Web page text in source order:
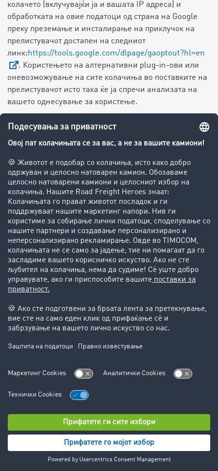
колачето (вклучувајќи ја и вашата IP адреса) и
обработката на овие податоци од страна на Google
преку преземање и инсталирање на приклучок на
прелистувачот достапен на следниот
линк:https://tools.google.com/dlpage/gaoptout?hl=en
. Користењето на алтернативни plug-in-ови или
оневозможување на сите колачиња во поставките на
прелистувачот исто така ќе ја спречи анализата на
вашето однесување за користење.
Алтернативно, може да се спротивставите на
употребата на вашите податоци од Google со
следниов линк. Opt-Out-колаче е поставено, со што
се спречува идното собирање на вашите податоци
при посета на нашите веб-страници: деактивирање
на Google Analytics
.
Внимание:Ако ги избришете колачињата, ова исто
така значи дека колачето за откажување исто така е
избришано и можеби ќе треба да ви биде повторно
активирано.
14.2. Zoominfo
Ние користиме Zoominfo на нашата веб-страна за
функцијата за автоматско пополнување во
формуларот за регистрација. Zoominfo Inc. е давател
на услуги што ни помага автоматски да ги
пополнуваме информациите за компанијата за да ви
собираат и обработуваат:
ИП адресата
Информации за компанијата (на пр. назив,
адреса, индустрија)
Zoominfo користи колачиња за да ги собере овие
информации. Податоците собрани на овој начин се